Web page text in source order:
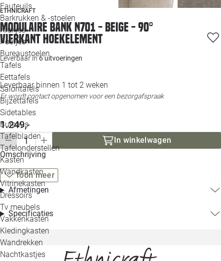
Fauteuils
Barkrukken & -stoelen
Krukjes
Poefjes
Bureaustoelen
Tafels
Eettafels
Salontafels
Bijzettafels
Sidetables
Bureaus
Tafelbladen
Tafelonderstellen
Kasten
Wandkasten
Vitrinekasten
Dressoirs
Tv meubels
Vakkenkasten
Kledingkasten
Wandrekken
Nachtkastjes
ETHNICRAFT
Modulaire bank N701 - beige - 90°
vierkant hoekelement
Leverbaar in6 uitvoeringen
Leverbaar binnen 1 tot 2 weken
Er wordt contact opgenomen voor een bezorgafspraak
1.249,-
In winkelwagen
Omschrijving
Toon meer
Afmetingen
Specificaties